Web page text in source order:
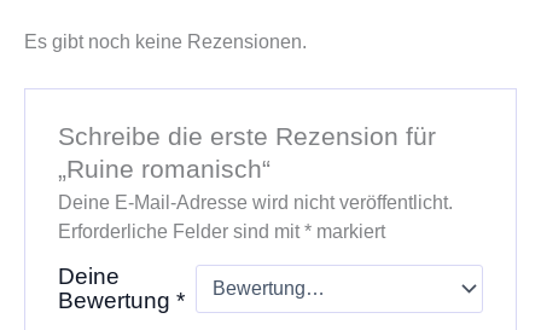
Es gibt noch keine Rezensionen.
Schreibe die erste Rezension für
„Ruine romanisch“
Deine E-Mail-Adresse wird nicht veröffentlicht.
Erforderliche Felder sind mit*markiert
Deine
Bewertung *